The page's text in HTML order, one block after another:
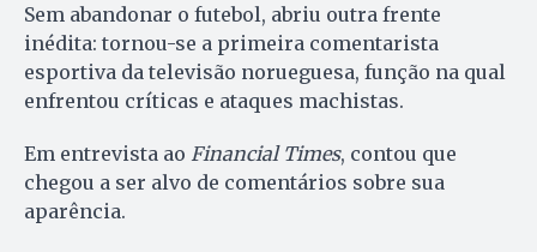
Sem abandonar o futebol, abriu outra frente
inédita: tornou-se a primeira comentarista
esportiva da televisão norueguesa, função na qual
enfrentou críticas e ataques machistas.
Em entrevista ao Financial Times, contou que
chegou a ser alvo de comentários sobre sua
aparência.